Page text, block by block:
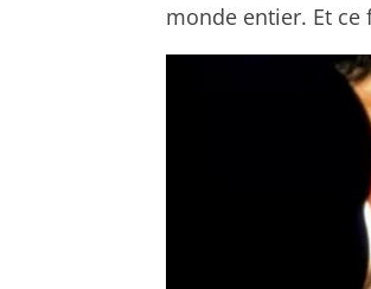
monde entier. Et ce